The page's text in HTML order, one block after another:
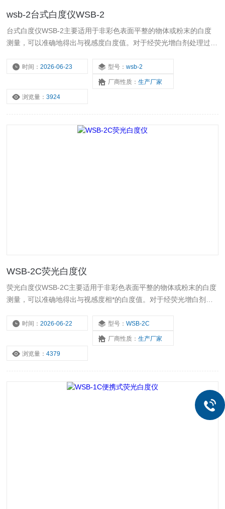
wsb-2台式白度仪WSB-2
台式白度仪WSB-2主要适用于非彩色表面平整的物体或粉末的白度
测量，可以准确地得出与视感度白度值。对于经荧光增白剂处理过的
准确测量。可以广泛应用于纺织印染、油漆涂料、化工建材、纸张纸
板、塑料制品、白色水泥、陶瓷、搪瓷、淀粉、面粉、食盐、洗涤
时间：2026-06-23 型号： wsb-2
厂商性质： 生产厂家
浏览量：3924
WSB-2C荧光白度仪
荧光白度仪WSB-2C主要适用于非彩色表面平整的物体或粉末的白度
测量，可以准确地得出与视感度相*的白度值。对于经荧光增白剂处
度可以准确测量。可以广泛应用于纺织印染、油漆涂料、化工建材、
纸张纸板、塑料制品、白色水泥、陶瓷、搪瓷、淀粉、面粉、食盐、
时间：2026-06-22 型号： WSB-2C
厂商性质： 生产厂家
浏览量：4379